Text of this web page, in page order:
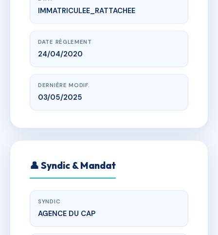
www.vme.plus/AH5757463
LADY BLUE
av gabriel peri, 34340 Marseillan
IMMATRICULEE_RATTACHEE
DATE RÈGLEMENT
24/04/2020
DERNIÈRE MODIF.
03/05/2025
👤 Syndic & Mandat
SYNDIC
AGENCE DU CAP